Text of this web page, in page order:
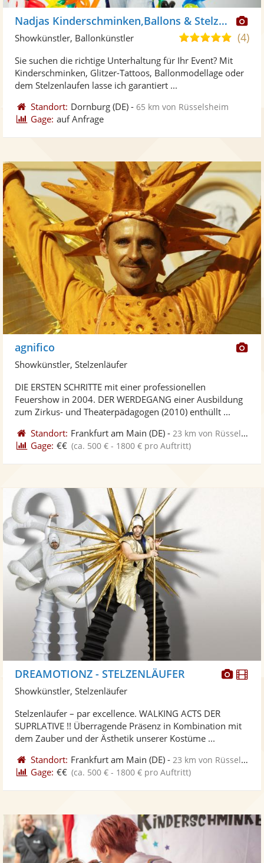
Nadjas Kinderschminken,Ballons & Stelzenlauf
5,0
5
(4)
Showkünstler, Ballonkünstler
Sie suchen die richtige Unterhaltung für Ihr Event? Mit
Kinderschminken, Glitzer-Tattoos, Ballonmodellage oder
dem Stelzenlaufen lasse ich garantiert ...
Standort: Dornburg (DE) -65 km von Rüsselsheim
Gage: auf Anfrage
agnifico
Showkünstler, Stelzenläufer
DIE ERSTEN SCHRITTE mit einer professionellen
Feuershow in 2004. DER WERDEGANG einer Ausbildung
zum Zirkus- und Theaterpädagogen (2010) enthüllt ...
Standort: Frankfurt am Main (DE) - 23 km von Rüsselsheim
Gage: €€ (ca. 500 € - 1800 € pro Auftritt)
DREAMOTIONZ - STELZENLÄUFER
Showkünstler, Stelzenläufer
Stelzenläufer – par excellence. WALKING ACTS DER
SUPRLATIVE !! Überragende Präsenz in Kombination mit
dem Zauber und der Ästhetik unserer Kostüme ...
Standort: Frankfurt am Main (DE) - 23 km von Rüsselsheim
Gage: €€ (ca. 500 € - 1800 € pro Auftritt)